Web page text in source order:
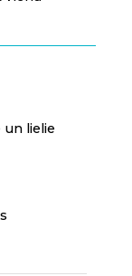
un lielie